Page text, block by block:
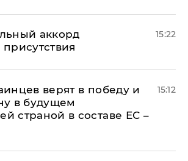
аккорд
15:22
верят в победу и
в будущем
страной в составе ЕС –
15:12